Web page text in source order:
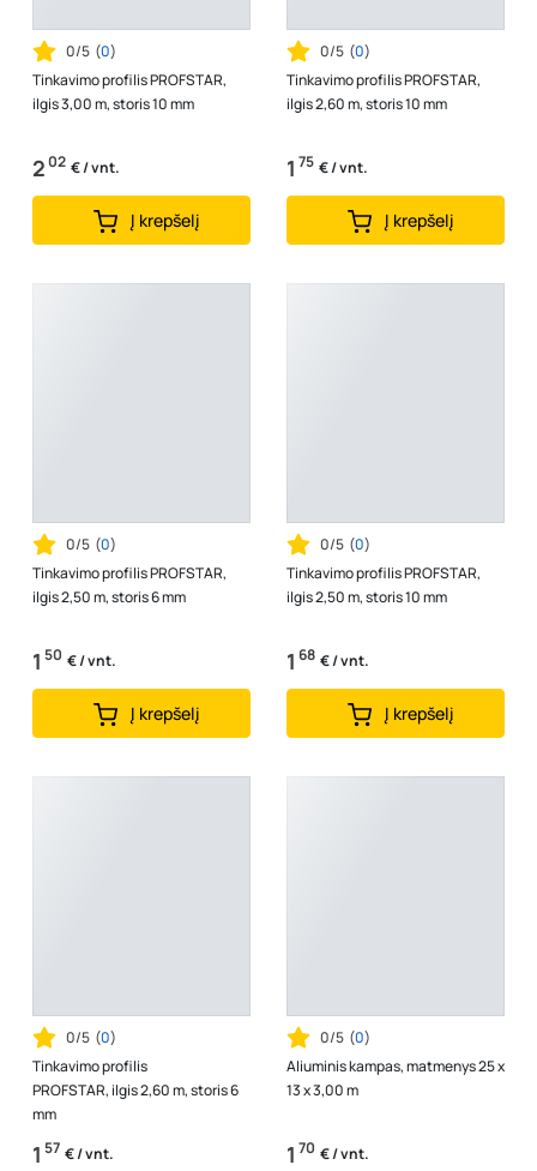
0/5 (0)
Tinkavimo profilis PROFSTAR,
ilgis 3,00 m, storis 10 mm
202 € / vnt.
Į krepšelį
0/5 (0)
Tinkavimo profilis PROFSTAR,
ilgis 2,60 m, storis 10 mm
1 75 € / vnt.
Į krepšelį
0/5 (0)
Tinkavimo profilis PROFSTAR,
ilgis 2,50 m, storis 6 mm
1 50 € / vnt.
Į krepšelį
0/5 (0)
Tinkavimo profilis PROFSTAR,
ilgis 2,50 m, storis 10 mm
1 68 € / vnt.
Į krepšelį
0/5 (0)
Tinkavimo profilis
PROFSTAR, ilgis 2,60 m, storis 6
mm
1 57 € / vnt.
0/5 (0)
Aliuminis kampas, matmenys 25 x
13 x 3,00 m
1 70 € / vnt.